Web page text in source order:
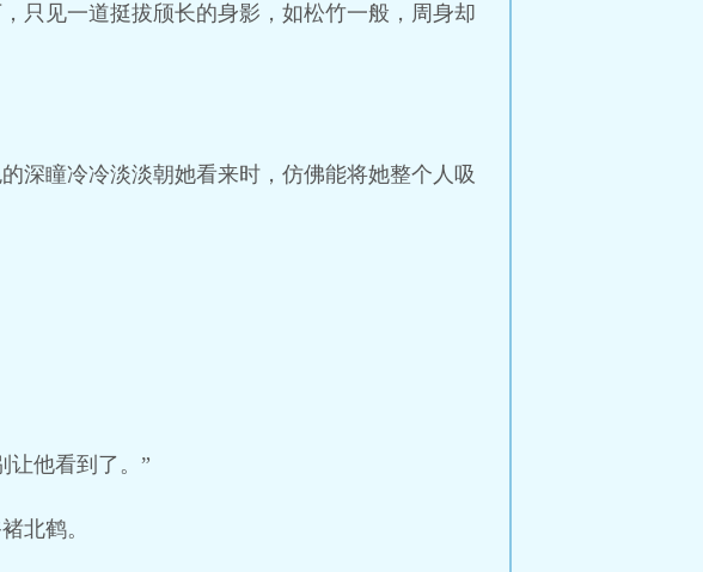
只见一道挺拔颀长的身影，如松竹一般，周身却
深瞳冷冷淡淡朝她看来时，仿佛能将她整个人吸
让他看到了。”
北鹤。